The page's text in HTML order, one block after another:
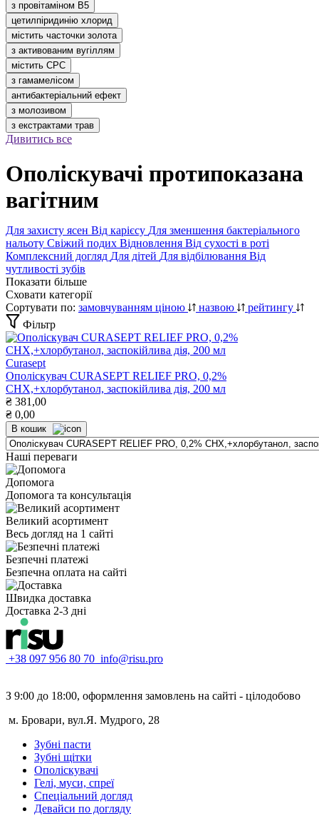
з провітаміном В5
цетилпіридинію хлорид
містить часточки золота
з активованим вугіллям
містить CPC
з гамамелісом
антибактеріальний ефект
з молозивом
з екстрактами трав
Дивитись все
Ополіскувачі протипоказана
вагітним
Для захисту ясен Від карієсу Для зменшення бактеріального
нальоту Свіжий подих Відновлення Від сухості в роті
Комплексний догляд Для дітей Для відбілювання Від
чутливості зубів
Показати більше
Сховати категорії
Сортувати по: замовчуванням ціною назвою
рейтингу
Фільтр
Curasept
Ополіскувач CURASEPT RELIEF PRO, 0,2%
СНХ,+хлорбутанол, заспокійлива дія, 200 мл
₴ 381,00
₴ 0,00
В кошик
Наші переваги
Допомога
Допомога та консультація
Великий асортимент
Весь догляд на 1 сайті
Безпечні платежі
Безпечна оплата на сайті
Швидка доставка
Доставка 2-3 дні
+38 097 956 80 70 info@risu.pro
З 9:00 до 18:00, оформлення замовлень на сайті - цілодобово
м. Бровари, вул.Я. Мудрого, 28
Зубні пасти
Зубні щітки
Ополіскувачі
Гелі, муси, спреї
Спеціальний догляд
Девайси по догляду